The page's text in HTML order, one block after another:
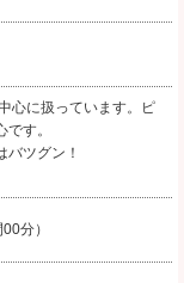
心に扱っています。ピ
す。
ツグン！
分）